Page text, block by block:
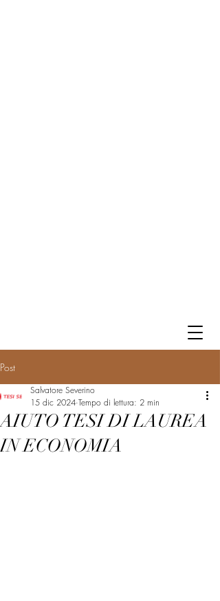
Post
AIUTO TESI DI LAUREA
IN ECONOMIA
Salvatore Severino
15 dic 2024 Tempo di lettura: 2 min